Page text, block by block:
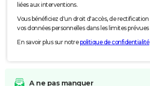
liées aux interventions.
Vous bénéficiez d'un droit d'accès, de
vos données personnelles dans les limites prévues
En savoir plus sur notrepolitique de confidentialité.
A ne pas manquer